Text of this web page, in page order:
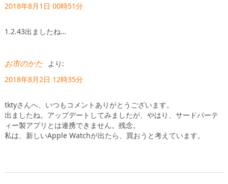
2018年8月1日 00時51分
1.2.43出ましたね…
お市のかた
より:
2018年8月2日 12時35分
tktyさんへ、いつもコメントありがとうございます。
出ましたね。アップデートしてみましたが、やはり、サードパーテ
ィー製アプリとは連携できません。残念。
私は、新しいApple Watchが出たら、買おうと考えています。